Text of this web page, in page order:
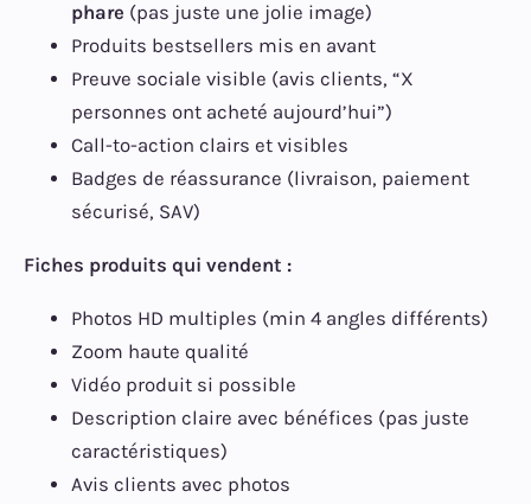
phare (pas juste une jolie image)
Produits bestsellers mis en avant
Preuve sociale visible (avis clients, “X
personnes ont acheté aujourd’hui”)
Call-to-action clairs et visibles
Badges de réassurance (livraison, paiement
sécurisé, SAV)
Fiches produits qui vendent :
Photos HD multiples (min 4 angles différents)
Zoom haute qualité
Vidéo produit si possible
Description claire avec bénéfices (pas juste
caractéristiques)
Avis clients avec photos